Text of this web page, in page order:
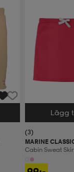
Välj storlek
Lägg
(3)
MARINE
Cabin Sweat